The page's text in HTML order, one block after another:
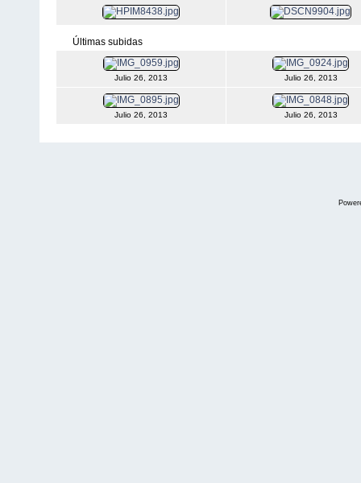
Últimas subidas
Julio 26, 2013 Julio 26, 2013
Julio 26, 2013 Julio 26, 2013